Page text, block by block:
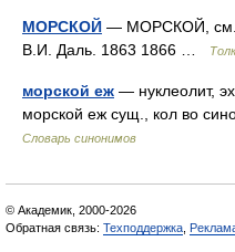
МОРСКОЙ — МОРСКОЙ, см.
В.И. Даль. 1863 1866 …
морской еж — нуклеолит,
морской еж сущ., кол во
Словарь синонимов
© Академик, 2000-2026
Обратная связь: Техподдержка